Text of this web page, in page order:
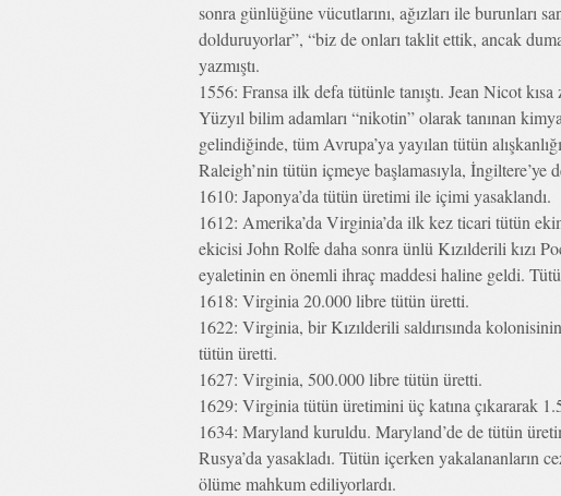
sonra günlüğüne vücutlarını, ağızları ile burunları
dolduruyorlar”, “biz de onları taklit ettik, ancak
yazmıştı.
1556: Fransa ilk defa tütünle tanıştı. Jean Nicot
Yüzyıl bilim adamları “nikotin” olarak tanınan
gelindiğinde, tüm Avrupa’ya yayılan tütün
Raleigh’nin tütün içmeye başlamasıyla, İngiltere’ye
1610: Japonya’da tütün üretimi ile içimi yasaklandı.
1612: Amerika’da Virginia’da ilk kez ticari tütün
ekicisi John Rolfe daha sonra ünlü Kızılderili kızı
eyaletinin en önemli ihraç maddesi haline geldi.
1618: Virginia 20.000 libre tütün üretti.
1622: Virginia, bir Kızılderili saldırısında
tütün üretti.
1627: Virginia, 500.000 libre tütün üretti.
1629: Virginia tütün üretimini üç katına çıkararak
1634: Maryland kuruldu. Maryland’de de tütün
Rusya’da yasakladı. Tütün içerken yakalananların
ölüme mahkum ediliyorlardı.